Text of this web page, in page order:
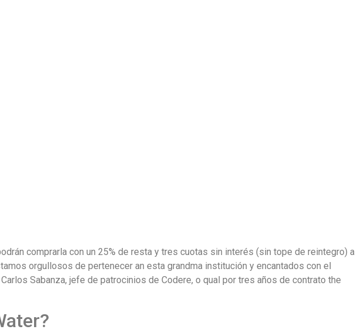
comprarla con un 25% de resta y tres cuotas sin interés (sin tope de reintegro) a
orgullosos de pertenecer an esta grandma institución y encantados con el
Sabanza, jefe de patrocinios de Codere, o qual por tres años de contrato the